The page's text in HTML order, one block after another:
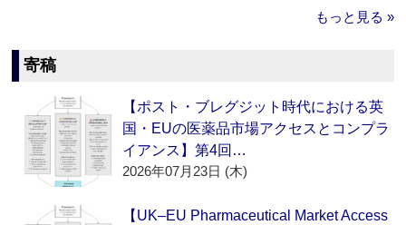
もっと見る »
寄稿
【ポスト・ブレグジット時代における英
国・EUの医薬品市場アクセスとコンプラ
イアンス】第4回…
2026年07月23日 (木)
【UK–EU Pharmaceutical Market Access